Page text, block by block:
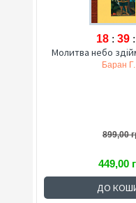
18 : 39 :
Молитва небо
Баран
899,00
449,00
ДО